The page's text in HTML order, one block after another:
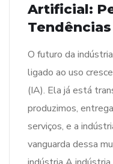
Artificial:
Tendências
O futuro da
ligado ao uso
(IA). Ela já está
produzimos,
serviços, e a
vanguarda dessa